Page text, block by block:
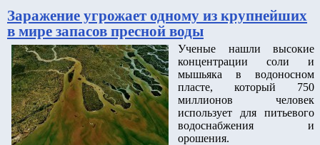
Заражение угрожает одному из крупнейших
в мире запасов пресной воды
Ученые нашли высокие
концентрации соли и
мышьяка в водоносном
пласте, который 750
миллионов человек
использует для питьевого
водоснабжения и
орошения.